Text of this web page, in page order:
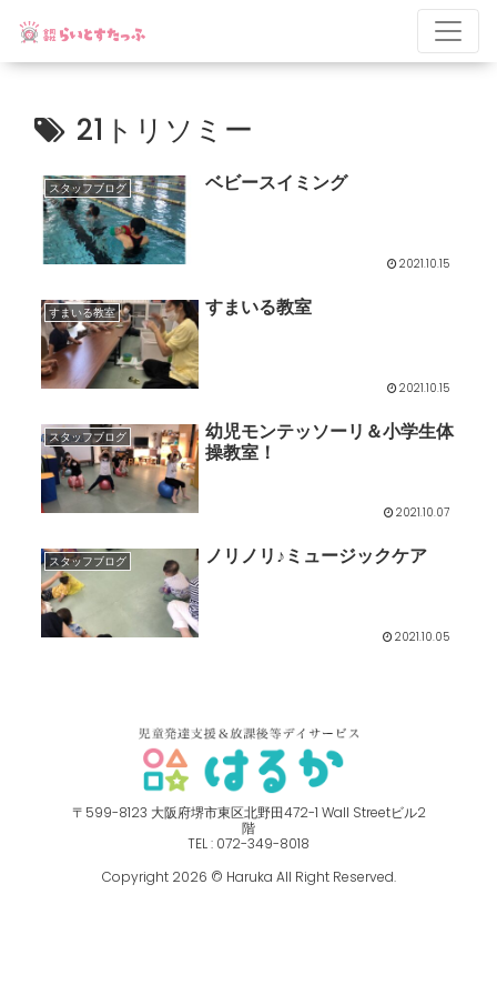
21トリソミー
スタッフブログ ベビースイミング
2021.10.15
すまいる教室 すまいる教室
2021.10.15
スタッフブログ
幼児モンテッソーリ＆小学生体
操教室！
2021.10.07
スタッフブログ ノリノリ♪ミュージックケア
2021.10.05
〒599-8123 ⼤阪府堺市東区北野⽥472-1 Wall Streetビル2
階
TEL : 072-349-8018
Copyright 2026 © Haruka All Right Reserved.